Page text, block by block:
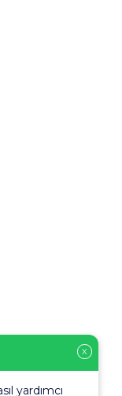
X
yardımcı